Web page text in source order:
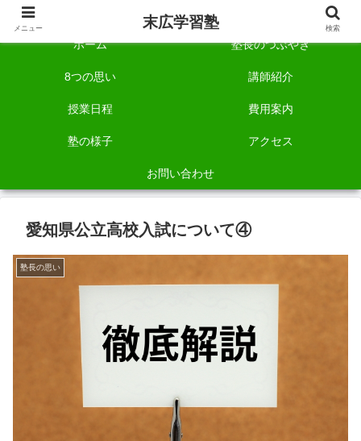
自称「一宮でいちばん塾で勉強させる塾」です。
ホーム 塾長のつぶやき
8つの思い 講師紹介
授業日程 費用案内
塾の様子 アクセス
お問い合わせ
愛知県公立高校入試について④
塾長の思い
メニュー 末広学習塾 検索